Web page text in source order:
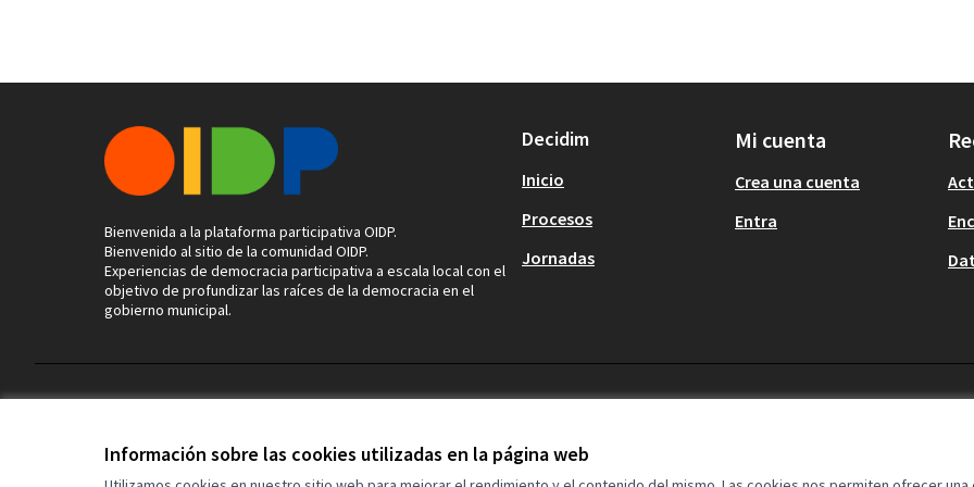
Información sobre las cookies utilizadas en la página web
Bienvenida a la plataforma participativa OIDP.
Bienvenido al sitio de la comunidad OIDP.
Experiencias de democracia participativa a escala local con el
objetivo de profundizar las raíces de la democracia en el
gobierno municipal.
Decidim
Inicio
Procesos
Jornadas
Mi cuenta
Crea una cuenta
Entra